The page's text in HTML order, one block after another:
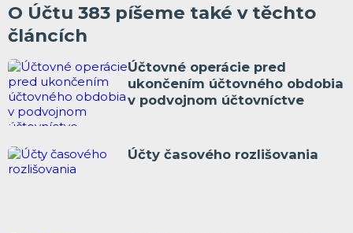
O Účtu 383 píšeme také v těchto
článcích
Účtovné operácie pred
ukončením účtovného obdobia
v podvojnom účtovníctve
Účty časového rozlišovania